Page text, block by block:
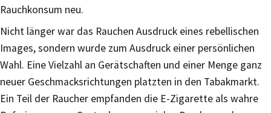
Rauchkonsum neu.
Nicht länger war das Rauchen Ausdruck eines rebellischen
Images, sondern wurde zum Ausdruck einer persönlichen
Wahl. Eine Vielzahl an Gerätschaften und einer Menge ganz
neuer Geschmacksrichtungen platzten in den Tabakmarkt.
Ein Teil der Raucher empfanden die E-Zigarette als wahre